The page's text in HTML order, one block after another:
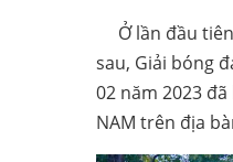
Ở lần đầu tiên
sau, Giải bóng
02 năm 2023
NAM trên địa